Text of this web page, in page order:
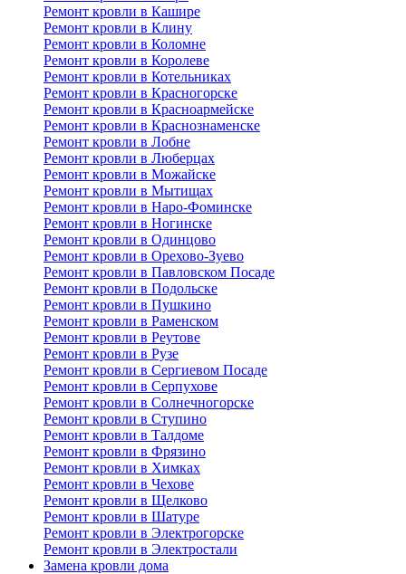
Ремонт кровли в Кашире
Ремонт кровли в Клину
Ремонт кровли в Коломне
Ремонт кровли в Королеве
Ремонт кровли в Котельниках
Ремонт кровли в Красногорске
Ремонт кровли в Красноармейске
Ремонт кровли в Краснознаменске
Ремонт кровли в Лобне
Ремонт кровли в Люберцах
Ремонт кровли в Можайске
Ремонт кровли в Мытищах
Ремонт кровли в Наро-Фоминске
Ремонт кровли в Ногинске
Ремонт кровли в Одинцово
Ремонт кровли в Орехово-Зуево
Ремонт кровли в Павловском Посаде
Ремонт кровли в Подольске
Ремонт кровли в Пушкино
Ремонт кровли в Раменском
Ремонт кровли в Реутове
Ремонт кровли в Рузе
Ремонт кровли в Сергиевом Посаде
Ремонт кровли в Серпухове
Ремонт кровли в Солнечногорске
Ремонт кровли в Ступино
Ремонт кровли в Талдоме
Ремонт кровли в Фрязино
Ремонт кровли в Химках
Ремонт кровли в Чехове
Ремонт кровли в Щелково
Ремонт кровли в Шатуре
Ремонт кровли в Электрогорске
Ремонт кровли в Электростали
Замена кровли дома